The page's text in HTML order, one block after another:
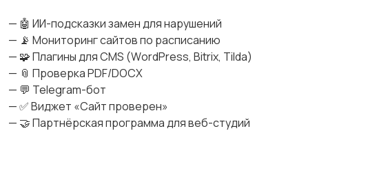
— 🤖 ИИ-подсказки замен для нарушений
— 📡 Мониторинг сайтов по расписанию
— 🧩 Плагины для СМS (WоrdРrеss, Вitriх, Тildа)
— 📎 Проверка РDF/DОСХ
— 💬 Теlеgrаm-бот
— ✅ Виджет «Сайт проверен»
— 🤝 Партнёрская программа для веб-студий